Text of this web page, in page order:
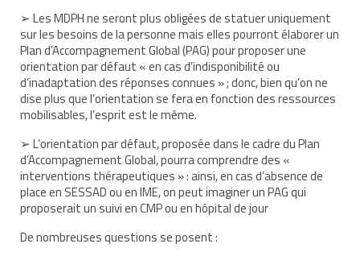
Les troubles sensoriels
Aide aux démarches
Dossier MDPH
Projet de vie
Demande d’allocations
Taux de handicap et carte d’invalidité
Demande d’orientation
Demande d’AVS
➢ Les MDPH ne seront plus obligées de statuer uniquement
sur les besoins de lapersonne mais elles pourront élaborer un
Plan d’Accompagnement Global (PAG) pour proposer une
orientation par défaut « en cas d’indisponibilité ou
d’inadaptation des réponses connues » ; donc, bien qu’on ne
dise plus que l’orientation se fera en fonction des ressources
mobilisables, l’esprit est le même.
➢ L’orientation par défaut, proposée dans le cadre du Plan
d’Accompagnement Global, pourra comprendre des «
interventions thérapeutiques » : ainsi, en cas d’absence de
place en SESSAD ou en IME, on peut imaginer un PAG qui
proposerait un suivi en CMP ou en hôpital de jour
De nombreuses questions se posent :